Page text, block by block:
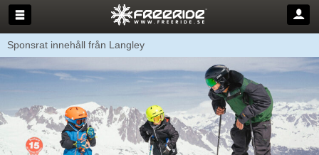
Sponsrat innehåll från Langley